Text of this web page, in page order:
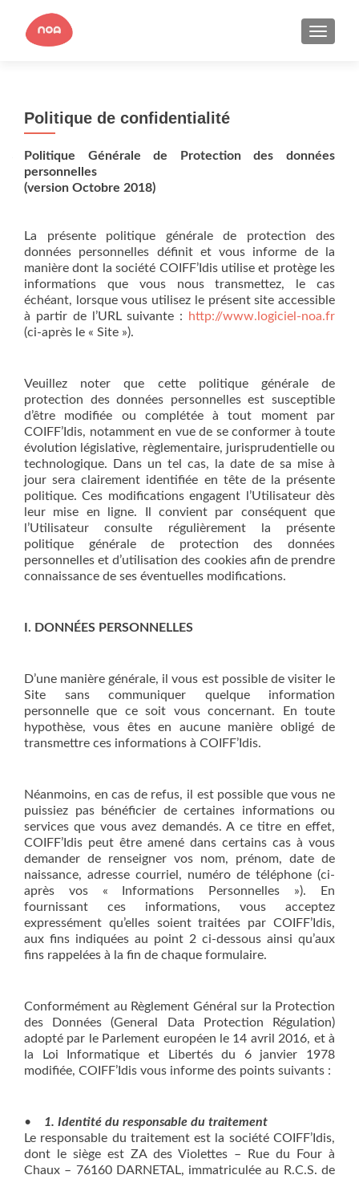
Politique de confidentialité
Politique Générale de Protection des données
personnelles
(version Octobre 2018)
La présente politique générale de protection des
données personnelles définit et vous informe de la
manière dont la société COIFF’Idis utilise et protège les
informations que vous nous transmettez, le cas
échéant, lorsque vous utilisez le présent site accessible
à partir de l’URL suivante :
http://www.logiciel-noa.fr
(ci-après le « Site »).
Veuillez noter que cette politique générale de
protection des données personnelles est susceptible
d’être modifiée ou complétée à tout moment par
COIFF’Idis, notamment en vue de se conformer à toute
évolution législative, règlementaire, jurisprudentielle ou
technologique. Dans un tel cas, la date de sa mise à
jour sera clairement identifiée en tête de la présente
politique. Ces modifications engagent l’Utilisateur dès
leur mise en ligne. Il convient par conséquent que
l’Utilisateur consulte régulièrement la présente
politique générale de protection des données
personnelles et d’utilisation des cookies afin de prendre
connaissance de ses éventuelles modifications.
I. DONNÉES PERSONNELLES
D’une manière générale, il vous est possible de visiter le
Site sans communiquer quelque information
personnelle que ce soit vous concernant. En toute
hypothèse, vous êtes en aucune manière obligé de
transmettre ces informations à COIFF’Idis.
Néanmoins, en cas de refus, il est possible que vous ne
puissiez pas bénéficier de certaines informations ou
services que vous avez demandés. A ce titre en effet,
COIFF’Idis peut être amené dans certains cas à vous
demander de renseigner vos nom, prénom, date de
naissance, adresse courriel, numéro de téléphone (ci-
après vos « Informations Personnelles »). En
fournissant ces informations, vous acceptez
expressément qu’elles soient traitées par COIFF’Idis,
aux fins indiquées au point 2 ci-dessous ainsi qu’aux
fins rappelées à la fin de chaque formulaire.
Conformément au Règlement Général sur la Protection
des Données (General Data Protection Régulation)
adopté par le Parlement européen le 14 avril 2016, et à
la Loi Informatique et Libertés du 6 janvier 1978
modifiée, COIFF’Idis vous informe des points suivants :
•
1. Identité du responsable du traitement
Le responsable du traitement est la société COIFF’Idis,
dont le siège est ZA des Violettes – Rue du Four à
Chaux – 76160 DARNETAL, immatriculée au R.C.S. de